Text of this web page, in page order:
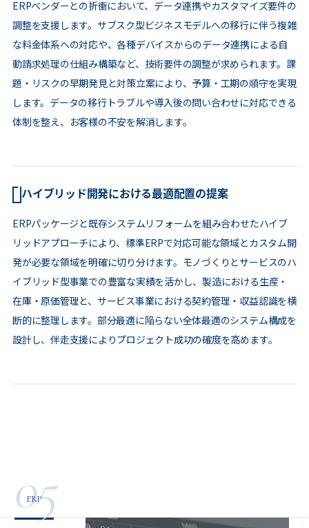
ERPベンダーとの折衝において、データ連携やカスタマイズ要件の
調整を支援します。サブスク型ビジネスモデルへの移行に伴う複雑
な料金体系への対応や、各種デバイスからのデータ連携による自
動請求処理の仕組み構築など、技術要件の調整が求められます。課
題・リスクの早期発見と対策立案により、予算・工期の順守を実現
します。データの移行トラブルや導入後の問い合わせに対応できる
体制を整え、お客様の不安を解消します。
ハイブリッド開発における最適配置の提案
ERPパッケージと既存システムリフォームを組み合わせたハイブ
リッドアプローチにより、標準ERPで対応可能な領域とカスタム開
発が必要な領域を明確に切り分けます。モノづくりとサービスのハ
イブリッド型事業での豊富な実績を活かし、製造における生産・
在庫・原価管理と、サービス事業における契約管理・収益認識を横
断的に整理します。部分最適に陥らない全体最適のシステム構成を
設計し、伴走支援によりプロジェクト成功の確度を高めます。
05
ERP